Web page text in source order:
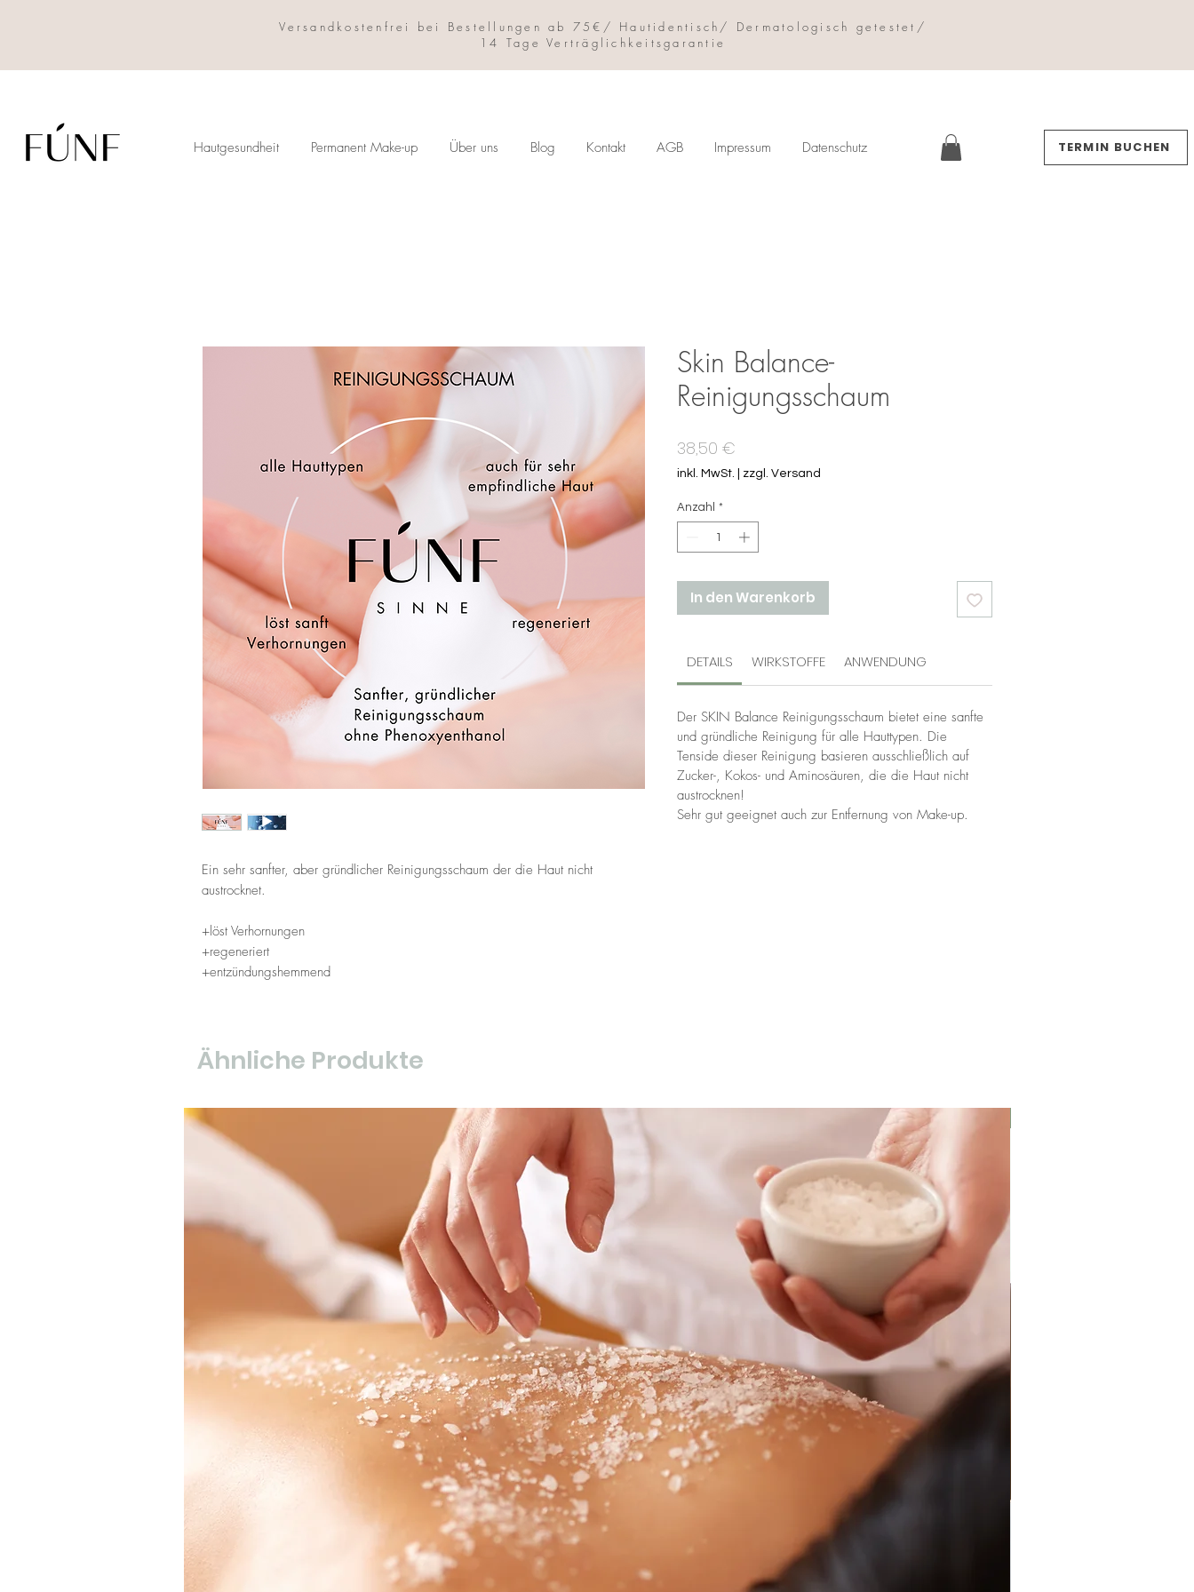
Versandkostenfrei bei Bestellungen ab 75€/ Hautidentisch/ Dermatologisch getestet/
14 Tage Verträglichkeitsgarantie
Hautgesundheit Permanent Make-up Über uns Blog Kontakt AGB Impressum Datenschutz TERMIN BUCHEN
Ein sehr sanfter, aber gründlicher Reinigungsschaum der die Haut nicht
austrocknet.
+löst Verhornungen
+regeneriert
+entzündungshemmend
Skin Balance-
Reinigungsschaum
38,50 €
inkl. MwSt. zzgl. Versand
Anzahl *
In den Warenkorb
DETAILS WIRKSTOFFE ANWENDUNG
Der SKIN Balance Reinigungsschaum bietet eine sanfte
und gründliche Reinigung für alle Hauttypen. Die
Tenside dieser Reinigung basieren ausschließlich auf
Zucker-, Kokos- und Aminosäuren, die die Haut nicht
austrocknen!
Sehr gut geeignet auch zur Entfernung von Make-up.
Ähnliche Produkte